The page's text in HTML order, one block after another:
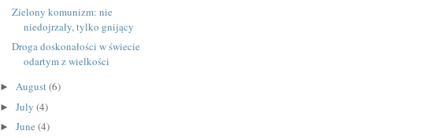
Zielony komunizm: nie
niedojrzały, tylko gnijący
Droga doskonałości w świecie
odartym z wielkości
► August(6)
► July (4)
► June (4)